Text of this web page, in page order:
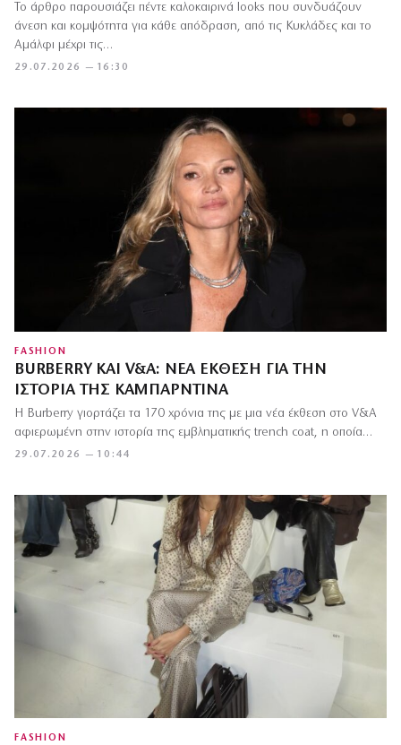
29.07.2026 — 16:30
Το άρθρο παρουσιάζει πέντε καλοκαιρινά looks που συνδυάζουν
άνεση και κομψότητα για κάθε απόδραση, από τις Κυκλάδες και το
Αμάλφι μέχρι τις…
FASHION
BURBERRY ΚΑΙ V&A: ΝΈΑ ΈΚΘΕΣΗ ΓΙΑ ΤΗΝ
ΙΣΤΟΡΊΑ ΤΗΣ ΚΑΜΠΑΡΝΤΊΝΑ
29.07.2026 — 10:44
Η Burberry γιορτάζει τα 170 χρόνια της με μια νέα έκθεση στο V&A
αφιερωμένη στην ιστορία της εμβληματικής trench coat, η οποία…
FASHION